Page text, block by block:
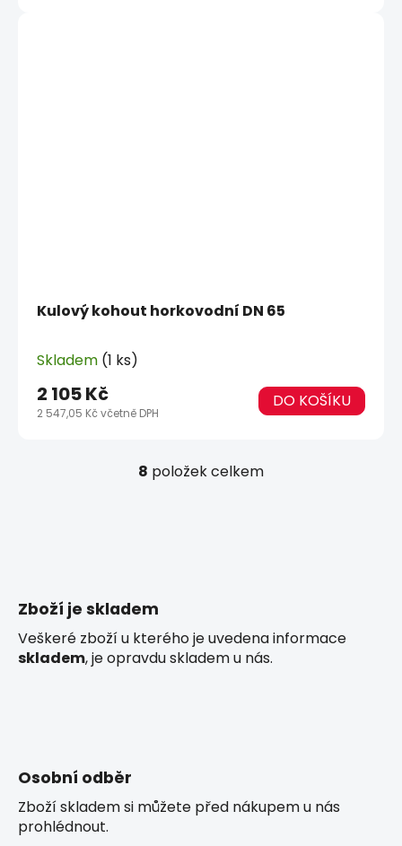
Kulový kohout horkovodní DN 65
Skladem (1 ks)
2 547,05 Kč včetně DPH
2 105 Kč DO KOŠÍKU
O
p
r
s
8 položek celkem
Zboží je skladem
Veškeré zboží u kterého je uvedena informace
skladem, je opravdu skladem u nás.
Osobní odběr
Zboží skladem si můžete před nákupem u nás
prohlédnout.